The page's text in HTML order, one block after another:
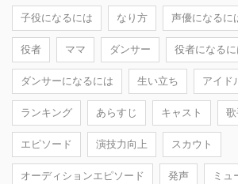
子役になるには なり方 声優になるに
役者 ママ ダンサー 役者になるに
ダンサーになるには 生い立ち アイド
ランキング あらすじ キャスト
エピソード 演技力向上 スカウト
オーディションエピソード 発声 ミュ